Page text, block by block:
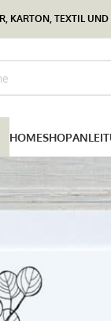
KARTON, TEXTIL
HOMESHOP